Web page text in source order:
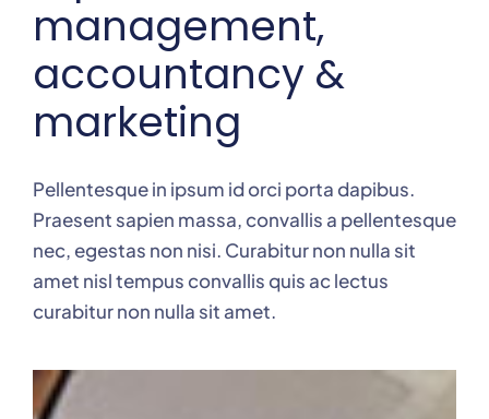
management,
accountancy &
marketing
Pellentesque in ipsum id orci porta dapibus.
Praesent sapien massa, convallis a pellentesque
nec, egestas non nisi. Curabitur non nulla sit
amet nisl tempus convallis quis ac lectus
curabitur non nulla sit amet.